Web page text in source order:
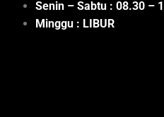
Senin – Sabtu : 08.30 –
Minggu : LIBUR